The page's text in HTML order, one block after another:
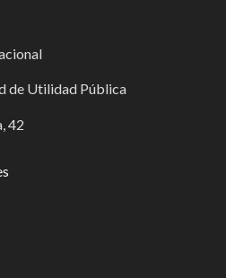
de Utilidad Pública
42